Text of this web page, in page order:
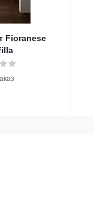
Fioranese